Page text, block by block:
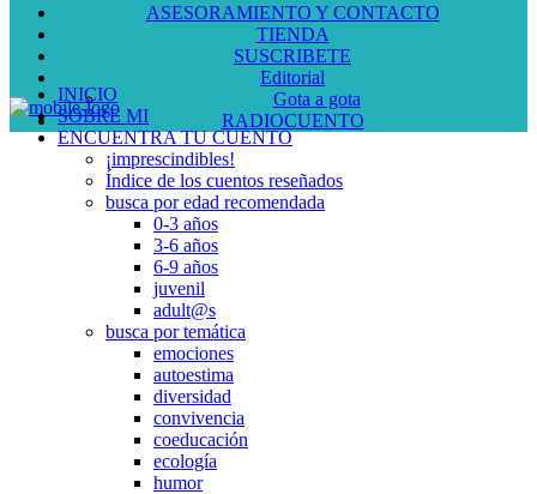
ASESORAMIENTO Y CONTACTO
TIENDA
SUSCRIBETE
Editorial
Gota a gota
RADIOCUENTO
INICIO
SOBRE MI
ENCUENTRA TU CUENTO
¡imprescindibles!
Índice de los cuentos reseñados
busca por edad recomendada
0-3 años
3-6 años
6-9 años
juvenil
adult@s
busca por temática
emociones
autoestima
diversidad
convivencia
coeducación
ecología
humor